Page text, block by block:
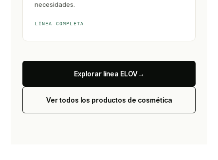
necesidades.
LÍNEA COMPLETA
Explorar línea ELOV→
Ver todos los productos de cosmética